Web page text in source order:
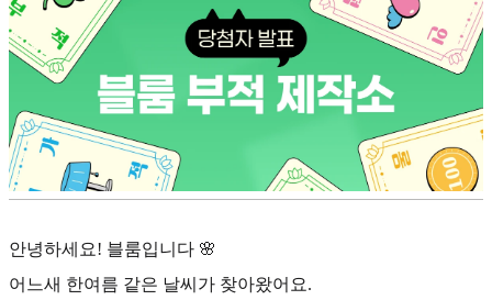
안녕하세요! 블룸입니다 🌸
어느새 한여름 같은 날씨가 찾아왔어요.